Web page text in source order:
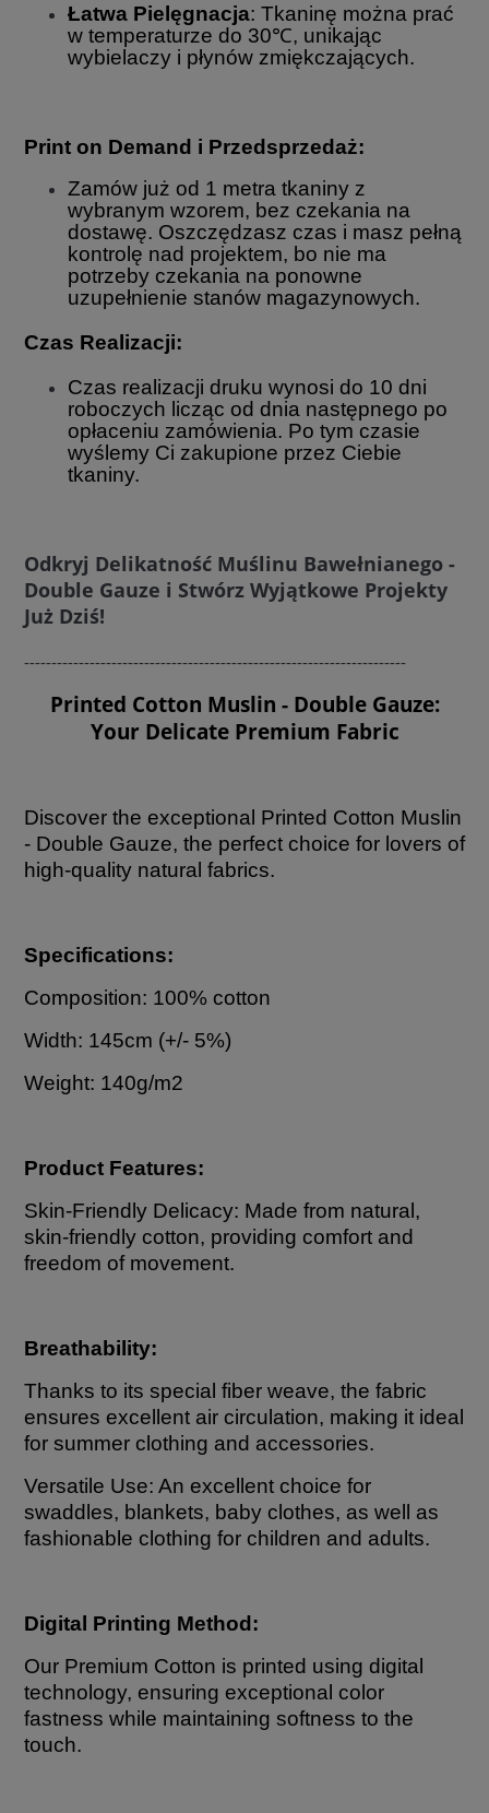
Łatwa Pielęgnacja: Tkaninę można prać
w temperaturze do 30℃, unikając
wybielaczy i płynów zmiękczających.
Print on Demand i Przedsprzedaż:
Zamów już od 1 metra tkaniny z
wybranym wzorem, bez czekania na
dostawę. Oszczędzasz czas i masz pełną
kontrolę nad projektem, bo nie ma
potrzeby czekania na ponowne
uzupełnienie stanów magazynowych.
Czas Realizacji:
Czas realizacji druku wynosi do 10 dni
roboczych licząc od dnia następnego po
opłaceniu zamówienia. Po tym czasie
wyślemy Ci zakupione przez Ciebie
tkaniny.
Odkryj Delikatność Muślinu Bawełnianego -
Double Gauze i Stwórz Wyjątkowe Projekty
Już Dziś!
----------------------------------------------------------------------
Printed Cotton Muslin - Double Gauze:
Your Delicate Premium Fabric
Discover the exceptional Printed Cotton Muslin
- Double Gauze, the perfect choice for lovers of
high-quality natural fabrics.
Specifications:
Composition: 100% cotton
Width: 145cm (+/- 5%)
Weight: 140g/m2
Product Features:
Skin-Friendly Delicacy: Made from natural,
skin-friendly cotton, providing comfort and
freedom of movement.
Breathability:
Thanks to its special fiber weave, the fabric
ensures excellent air circulation, making it ideal
for summer clothing and accessories.
Versatile Use: An excellent choice for
swaddles, blankets, baby clothes, as well as
fashionable clothing for children and adults.
Digital Printing Method:
Our Premium Cotton is printed using digital
technology, ensuring exceptional color
fastness while maintaining softness to the
touch.